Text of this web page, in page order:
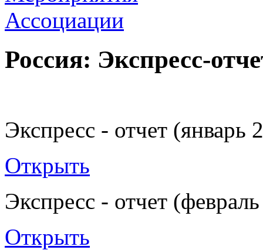
Россия: Экспресс-
Экспресс - отчет (январь
Открыть
Экспресс - отчет
Открыть